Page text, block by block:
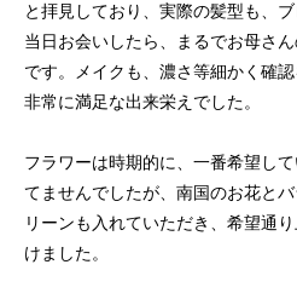
と拝見しており、実際の髪型も、
当日お会いしたら、まるでお母さ
です。メイクも、濃さ等細かく確
非常に満足な出来栄えでした。
フラワーは時期的に、一番希望し
てませんでしたが、南国のお花と
リーンも入れていただき、希望通
けました。